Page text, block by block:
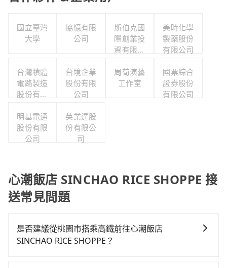
國立臺灣
大學
協憶有限
公司
斯伯克國
際創業投
資有限公
美時化學
製藥股份
有限公司
台灣積體
電路製造
股份有限
台境企業
股份有限
公司
周荀演藝
工作室
國票綜合
證券股份
有限公司
明基電通
股份有限
公司
英業達股
份有限公
司
心潮飯店 SINCHAO RICE SHOPPE 接
送常見問題
是否建議從桃園市搭乘高鐵前往心潮飯店
SINCHAO RICE SHOPPE？